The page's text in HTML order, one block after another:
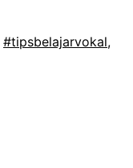
Untuk
#tipsbelajarvokal,